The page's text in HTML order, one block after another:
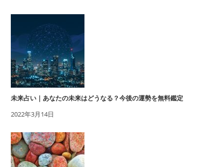
未来占い｜あなたの未来はどうなる？今後の運勢を無料鑑定
2022年3月14日